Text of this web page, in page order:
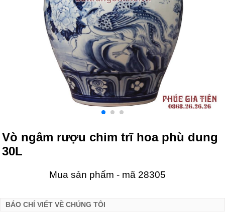
Vò ngâm rượu chim trĩ hoa phù dung
30L
Mua sản phẩm - mã 28305
BÁO CHÍ VIẾT VỀ CHÚNG TÔI